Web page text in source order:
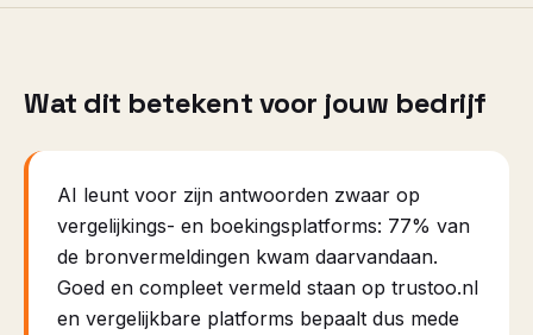
Wat dit betekent voor jouw bedrijf
AI leunt voor zijn antwoorden zwaar op
vergelijkings- en boekingsplatforms: 77% van
de bronvermeldingen kwam daarvandaan.
Goed en compleet vermeld staan op trustoo.nl
en vergelijkbare platforms bepaalt dus mede